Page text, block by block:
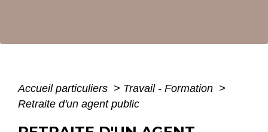
Accueil particuliers > Travail - Formation >
Retraite d'un agent public